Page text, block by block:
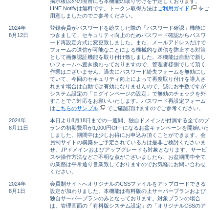
LINE Notifyは無料です。トークン取得方法は ご利用ガイド
をご
用意しましたのでご参考ください。
2024年
8月12日
登録会員がパスワードを紛失した際の「パスワード確認」機能に
つきまして、セキュリティ向上のためパスワード確認からパスワ
ード再設定方式に変更致しました。また、メールアドレスだけで
フォームの送信が可能なことによる機械的な送信を防止する対策
として画像認証機能を取り付け致しました。本機能は自動で新し
いフォームへ置き換わっておりますので、管理者様側でして頂く
作業はございません。過去にパスワード紛失フォームを無効にし
ていて、今回のセキュリティ向上によって再度取り付けを導入さ
れます場合は自動では有効になりませんので、誠にお手数ですが
システム設定の「ログインページの設定」で無効のチェックを外
すことでご対応をお願いいたします。パスワード再設定フォーム
は こちらのサンプル でご確認頂けますのでご参考ください。
2024年
8月11日
本日より8月18日までの一週間、独自ドメインが付属する全てのプ
ランの初期費用が1,000円OFFになるお盆キャンペーンを開始いた
しました。期間中は少しお得にお申込み頂くことができます。会
員制サイトの構築をご予定されている方は是非ご検討くださいま
せ。JPドメインおよびアップグレードも対象となります。サービ
スや操作方法などご不明な点がございましたら、お盆期間中全て
の業務は平常通り営業致しておりますのでお気軽にお問い合わせ
ください。
2024年
8月1日
会員制サイトへオリジナルのCSSファイルをアップロードできる
設定が加わりました。本機能は有料版の上サーバープランおよび
独自サーバープランのみとなっております。対象プランの場合
は、管理画面の「有料版システム設定」の「オリジナルCSSのア